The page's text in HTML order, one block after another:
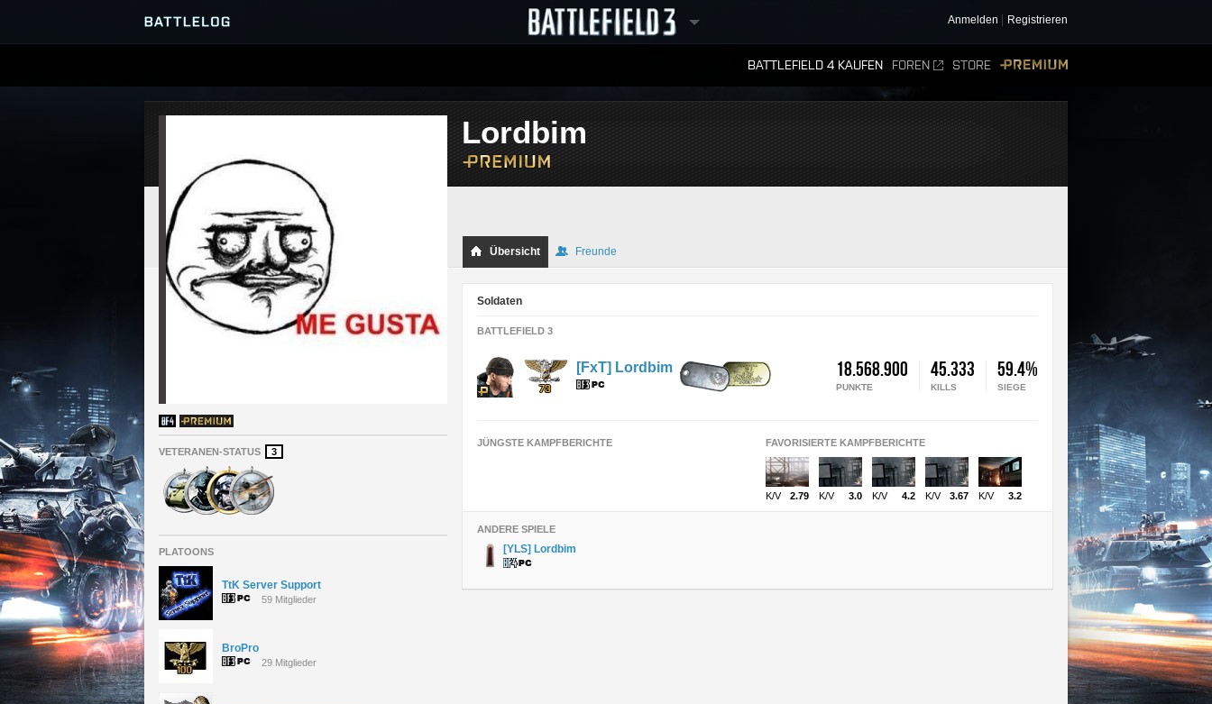
Anmelden Registrieren
BATTLEFIELD 4 KAUFEN FOREN STORE
SERVER-BROWSER
RANGLISTEN
VETERANEN-STATUS 3
PLATOONS
TtK Server Support
59 Mitglieder
BroPro
29 Mitglieder
Lordbim
Übersicht Freunde
Soldaten
BATTLEFIELD 3
18.568.900 45.333 59.4%
PUNKTE KILLS SIEGE
[FxT] Lordbim
JÜNGSTE KAMPFBERICHTE FAVORISIERTE KAMPFBERICHTE
K/V 2.79 K/V 3.0 K/V 4.2 K/V 3.67 K/V 3.2
ANDERE SPIELE
[YLS] Lordbim